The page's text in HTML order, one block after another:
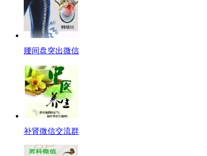
腰间盘突出微信
补肾微信交流群